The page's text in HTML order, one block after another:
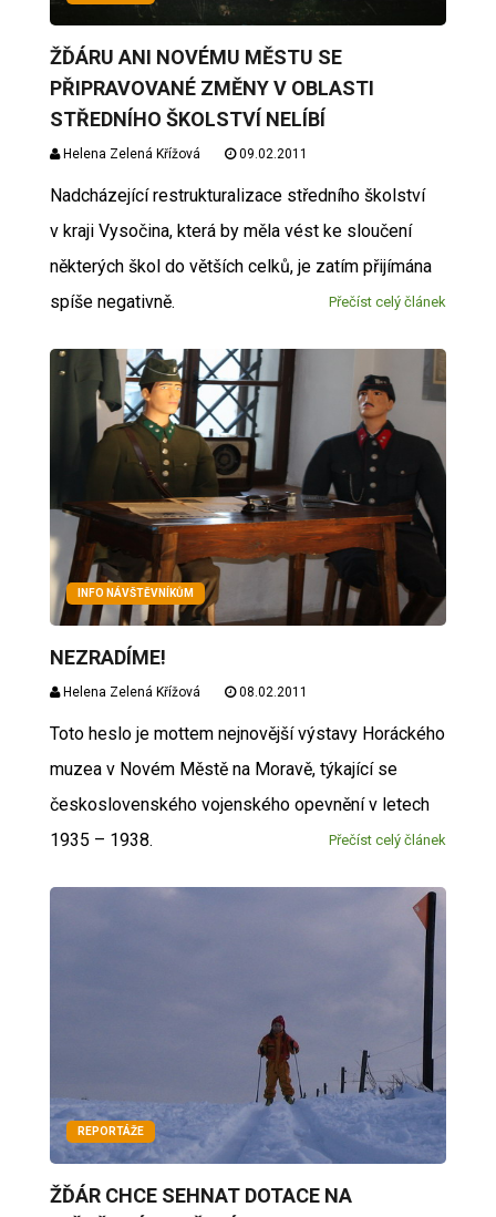
ŽĎÁRU ANI NOVÉMU MĚSTU SE
PŘIPRAVOVANÉ ZMĚNY V OBLASTI
STŘEDNÍHO ŠKOLSTVÍ NELÍBÍ
Helena Zelená Křížová 09.02.2011
Nadcházející restrukturalizace středního školství
v kraji Vysočina, která by měla vést ke sloučení
některých škol do větších celků, je zatím přijímána
spíše negativně.
Přečíst celý článek
INFO NÁVŠTĚVNÍKŮM
NEZRADÍME!
Helena Zelená Křížová 08.02.2011
Toto heslo je mottem nejnovější výstavy Horáckého
muzea v Novém Městě na Moravě, týkající se
československého vojenského opevnění v letech
1935 – 1938.
Přečíst celý článek
REPORTÁŽE
ŽĎÁR CHCE SEHNAT DOTACE NA